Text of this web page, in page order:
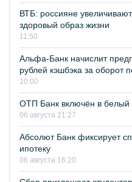
ВТБ: россияне
здоровый образ жизни
11:50
Альфа-Банк начислит
рублей кэшбэка за оборот
10:00
ОТП Банк включён в
06 августа 21:27
Абсолют Банк фиксирует
ипотеку
06 августа 16:20